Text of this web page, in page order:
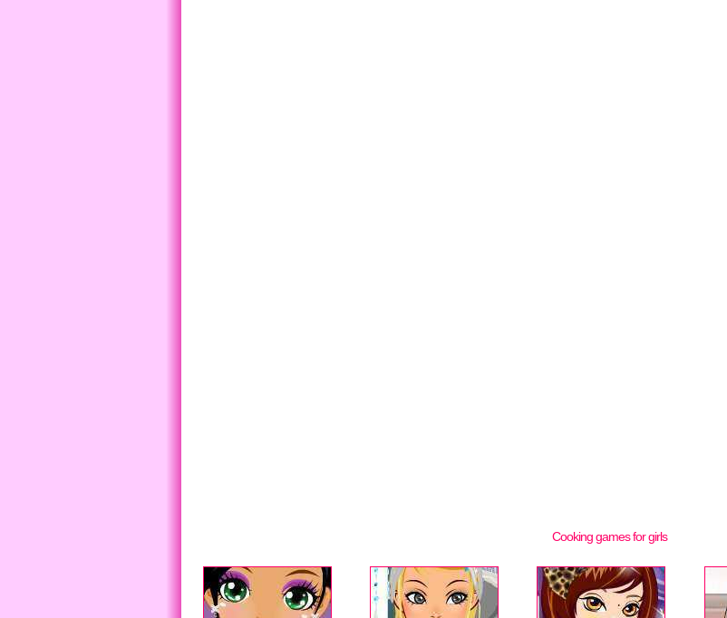
Cooking games for girls